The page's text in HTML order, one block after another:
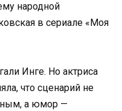
народной
в сериале «Моя
Инге. Но актриса
что сценарий не
а юмор —